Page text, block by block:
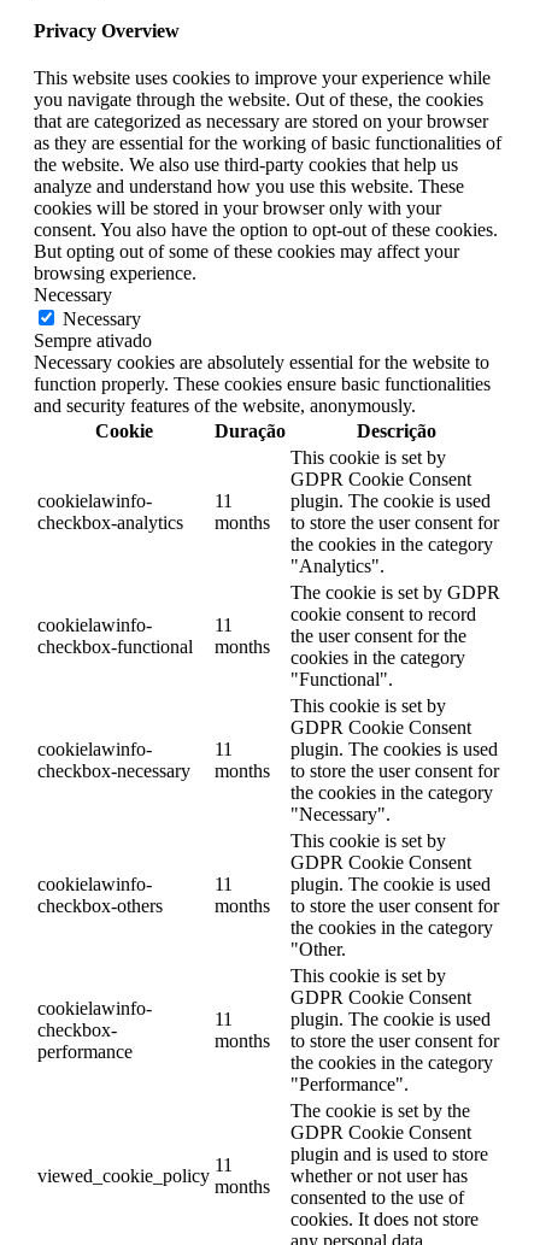
Privacy Overview
This website uses cookies to improve your experience while
you navigate through the website. Out of these, the cookies
that are categorized as necessary are stored on your browser
as they are essential for the working of basic functionalities of
the website. We also use third-party cookies that help us
analyze and understand how you use this website. These
cookies will be stored in your browser only with your
consent. You also have the option to opt-out of these cookies.
But opting out of some of these cookies may affect your
browsing experience.
Necessary
Necessary
Sempre ativado
Necessary cookies are absolutely essential for the website to
function properly. These cookies ensure basic functionalities
and security features of the website, anonymously.
Cookie
Duração Descrição
cookielawinfo-
checkbox-analytics
11
months
This cookie is set by
GDPR Cookie Consent
plugin. The cookie is used
to store the user consent for
the cookies in the category
"Analytics".
cookielawinfo-
checkbox-functional
11
months
The cookie is set by GDPR
cookie consent to record
the user consent for the
cookies in the category
"Functional".
cookielawinfo-
checkbox-necessary
11
months
This cookie is set by
GDPR Cookie Consent
plugin. The cookies is used
to store the user consent for
the cookies in the category
"Necessary".
cookielawinfo-
checkbox-others
11
months
This cookie is set by
GDPR Cookie Consent
plugin. The cookie is used
to store the user consent for
the cookies in the category
"Other.
cookielawinfo-
checkbox-
performance
11
months
This cookie is set by
GDPR Cookie Consent
plugin. The cookie is used
to store the user consent for
the cookies in the category
"Performance".
viewed_cookie_policy
11
months
The cookie is set by the
GDPR Cookie Consent
plugin and is used to store
whether or not user has
consented to the use of
cookies. It does not store